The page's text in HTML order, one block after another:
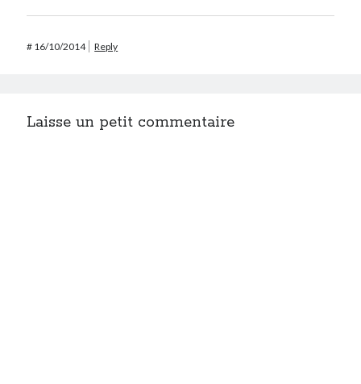
# 16/10/2014 Reply
Laisse un petit commentaire